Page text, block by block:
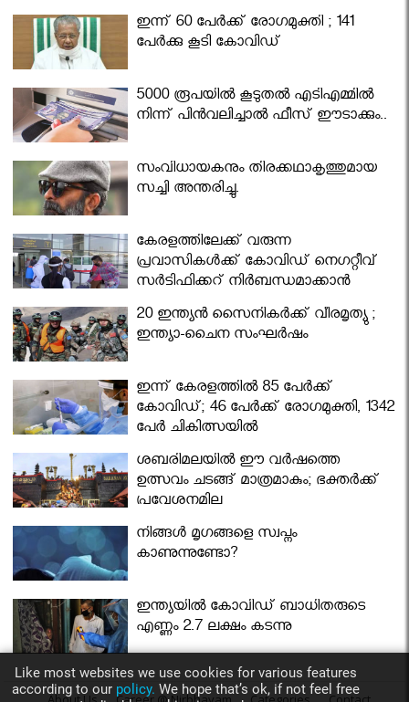
ഇന്ന് 60 പേർക്ക് രോഗമുക്തി ; 141
പേര്‍ക്കു കൂടി കോവിഡ്
5000 രൂപയിൽ കൂടുതൽ എടിഎമ്മിൽ
നിന്ന് പിൻവലിച്ചാൽ ഫീസ് ഈടാക്കും..
സംവിധായകനും തിരക്കഥാകൃത്തുമായ
സച്ചി അന്തരിച്ചു.
കേരളത്തിലേക്ക് വരുന്ന
പ്രവാസികള്‍ക്ക് കോവിഡ് നെഗറ്റീവ്
സര്‍ട്ടിഫിക്കറ്റ് നിർബന്ധമാക്കാൻ
മന്ത്രിസഭ
20 ഇന്ത്യൻ സൈനികർക്ക് വീരമൃത്യു ;
ഇന്ത്യാ-ചൈന സംഘർഷം
ഇന്ന് കേരളത്തിൽ 85 പേർക്ക്
കോവിഡ്; 46 പേർക്ക് രോഗമുക്തി, 1342
പേർ ചികിത്സയിൽ
ശബരിമലയില്‍ ഈ വർഷത്തെ
ഉത്സവം ചടങ്ങ് മാത്രമാകും; ഭക്തർക്ക്
പ്രവേശനമില്ല
നിങ്ങള്‍ മൃഗങ്ങളെ സ്വപ്നം
കാണുന്നുണ്ടോ?
ഇന്ത്യയിൽ കോവിഡ് ബാധിതരുടെ
എണ്ണം 2.7 ലക്ഷം കടന്നു
Like most websites we use cookies for various features
according to our policy. We hope that’s ok, if not feel free